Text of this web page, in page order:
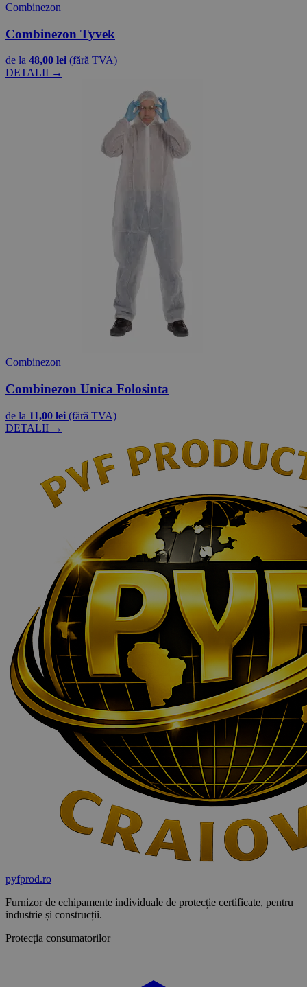
Combinezon
Combinezon Tyvek
de la 48,00 lei (fără TVA)
DETALII →
Combinezon
Combinezon Unica Folosinta
de la 11,00 lei (fără TVA)
DETALII →
pyfprod.ro
Furnizor de echipamente individuale de protecție certificate, pentru
industrie și construcții.
Protecția consumatorilor